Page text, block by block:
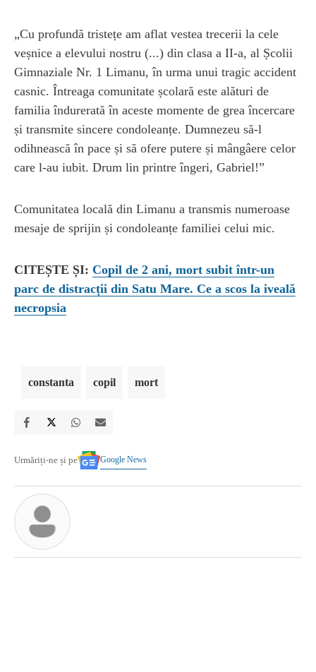
„Cu profundă tristețe am aflat vestea trecerii la cele
veșnice a elevului nostru (...) din clasa a II-a, al Școlii
Gimnaziale Nr. 1 Limanu, în urma unui tragic accident
casnic. Întreaga comunitate școlară este alături de
familia îndurerată în aceste momente de grea încercare
și transmite sincere condoleanțe. Dumnezeu să-l
odihnească în pace și să ofere putere și mângâere celor
care l-au iubit. Drum lin printre îngeri, Gabriel!”
Comunitatea locală din Limanu a transmis numeroase
mesaje de sprijin și condoleanțe familiei celui mic.
CITEȘTE ȘI: Copil de 2 ani, mort subit într-un
parc de distracții din Satu Mare. Ce a scos la iveală
necropsia
constanta copil mort
Urmăriți-ne și pe Google News